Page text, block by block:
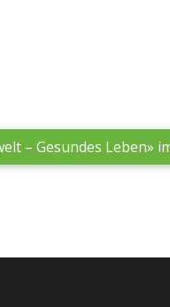
– Gesundes Leben»